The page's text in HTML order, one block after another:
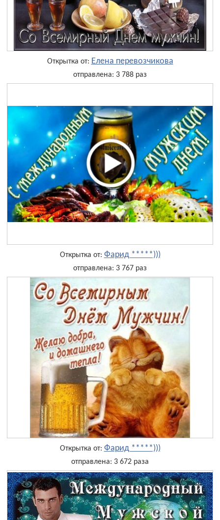
Открытка от: Елена перевозчикова
отправлена: 3 788 раз
Открытка от: Фарид *****)))
отправлена: 3 767 раз
Открытка от: Фарид *****)))
отправлена: 3 672 раза